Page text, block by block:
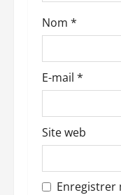
r
t
i
l
e
Nom *
E-mail *
Site web
Enregistrer